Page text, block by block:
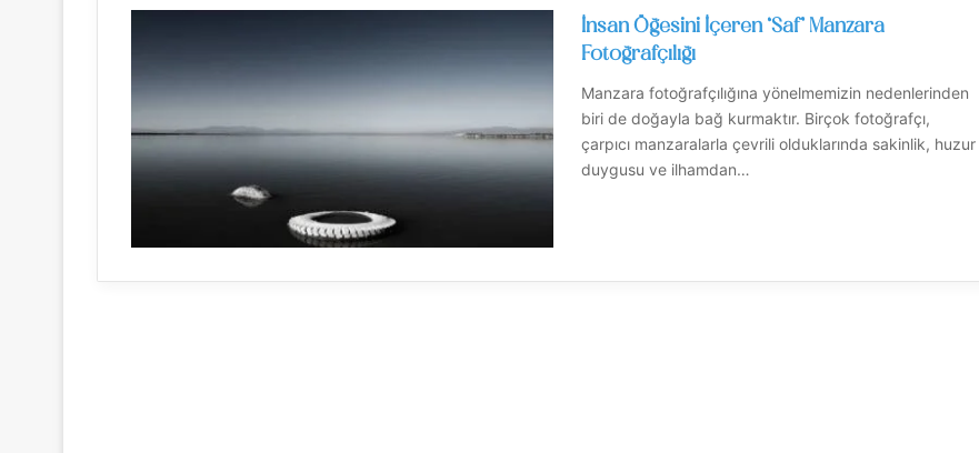
İnsan Öğesini İçeren ‘Saf’ Manzara
Fotoğrafçılığı
Manzara fotoğrafçılığına yönelmemizin nedenlerinden
biri de doğayla bağ kurmaktır. Birçok fotoğrafçı,
çarpıcı manzaralarla çevrili olduklarında sakinlik, huzur
duygusu ve ilhamdan…